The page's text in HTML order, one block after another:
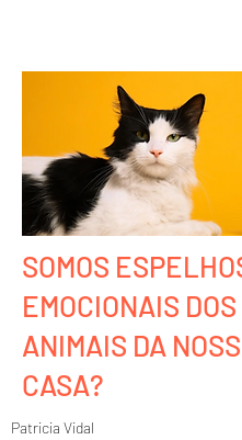
SOMOS
EMOCIONAIS DOS
ANIMAIS DA
CASA?
Patricia Vidal